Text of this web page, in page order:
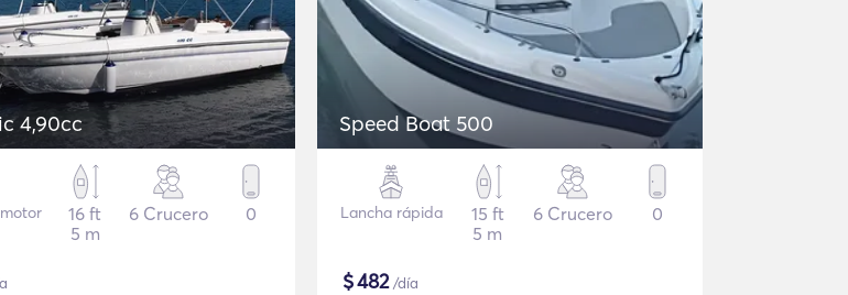
4,90cc
16 ft
5 m
6 Crucero 0
Speed Boat 500
Lancha rápida
15 ft
5 m
6 Crucero 0
$482/día